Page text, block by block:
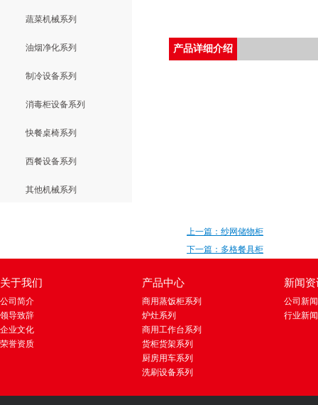
蔬菜机械系列
油烟净化系列
制冷设备系列
消毒柜设备系列
快餐桌椅系列
西餐设备系列
其他机械系列
产品详细介绍
上一篇：纱网储物柜
下一篇：多格餐具柜
关于我们 产品中心 新闻资
公司简介
领导致辞
企业文化
荣誉资质
商用蒸饭柜系列
炉灶系列
商用工作台系列
货柜货架系列
厨房用车系列
洗刷设备系列
公司新闻
行业新闻